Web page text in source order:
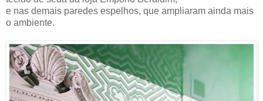
e nas demais paredes espelhos, que ampliaram ainda mais
o ambiente.